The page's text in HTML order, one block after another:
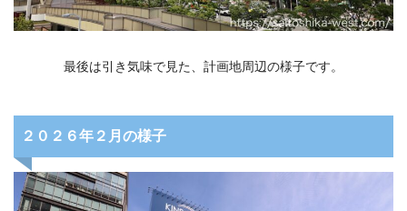
最後は引き気味で見た、計画地周辺の様子です。
２０２６年２月の様子